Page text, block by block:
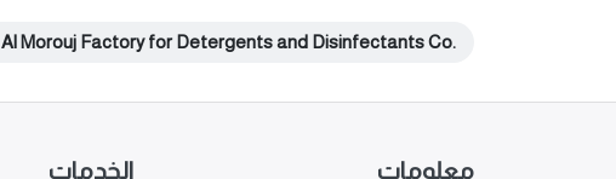
Al Morouj Factory for Detergents and Disinfectants Co.
معلومات الخدمات